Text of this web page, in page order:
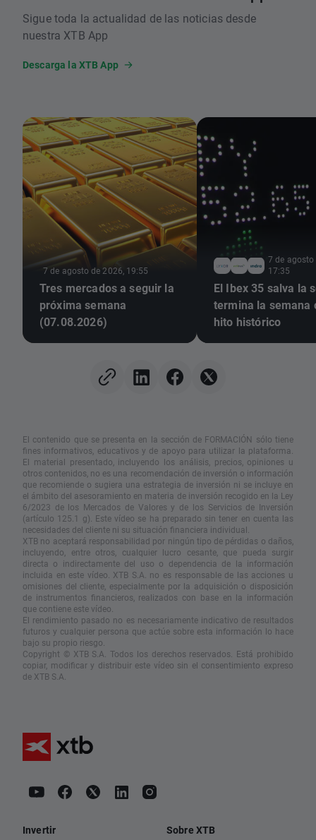
Sigue toda la actualidad de las noticias desde
nuestra XTB App
Descarga la XTB App
7 de agosto de 2026, 19:55
Tres mercados a seguir la
próxima semana
(07.08.2026)
7 de agosto
17:35
El Ibex 35 salva la
termina la semana
hito histórico
El contenido que se presenta en la sección de FORMACIÓN sólo tiene
fines informativos, educativos y de apoyo para utilizar la plataforma.
El material presentado, incluyendo los análisis, precios, opiniones u
otros contenidos, no es una recomendación de inversión o información
que recomiende o sugiera una estrategia de inversión ni se incluye en
el ámbito del asesoramiento en materia de inversión recogido en la Ley
6/2023 de los Mercados de Valores y de los Servicios de Inversión
(artículo 125.1 g). Este vídeo se ha preparado sin tener en cuenta las
necesidades del cliente ni su situación financiera individual.
XTB no aceptará responsabilidad por ningún tipo de pérdidas o daños,
incluyendo, entre otros, cualquier lucro cesante, que pueda surgir
directa o indirectamente del uso o dependencia de la información
incluida en este vídeo. XTB S.A. no es responsable de las acciones u
omisiones del cliente, especialmente por la adquisición o disposición
de instrumentos financieros, realizados con base en la información
que contiene este vídeo.
El rendimiento pasado no es necesariamente indicativo de resultados
futuros y cualquier persona que actúe sobre esta información lo hace
bajo su propio riesgo.
Copyright © XTB S.A. Todos los derechos reservados. Está prohibido
copiar, modificar y distribuir este vídeo sin el consentimiento expreso
de XTB S.A.
Invertir Sobre XTB